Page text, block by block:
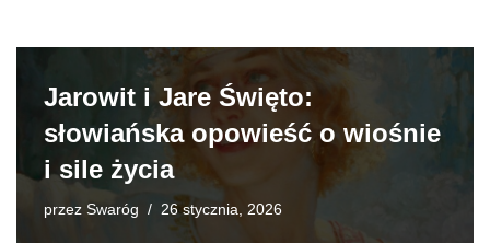
Jarowit i Jare Święto:
słowiańska opowieść o wiośnie
i sile życia
przez Swaróg 26 stycznia, 2026